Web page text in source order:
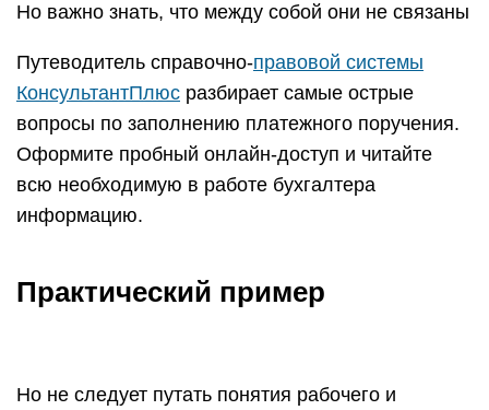
Но важно знать, что между собой они не связаны
Путеводитель справочно-правовой системы
КонсультантПлюс разбирает самые острые
вопросы по заполнению платежного поручения.
Оформите пробный онлайн-доступ и читайте
всю необходимую в работе бухгалтера
информацию.
Практический пример
Но не следует путать понятия рабочего и